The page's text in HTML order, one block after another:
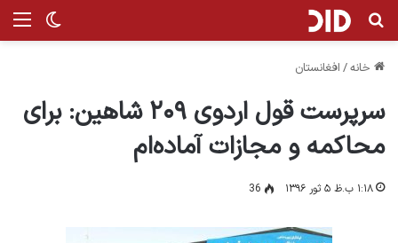
تغییر جستجو برای
خانه/ افغانستان
سرپرست قول اردوی ۲۰۹ شاهین: برای
محاکمه و مجازات آماده‌ام
۱:۱۸ ب.ظ ۵ ثور ۱۳۹۶ 36